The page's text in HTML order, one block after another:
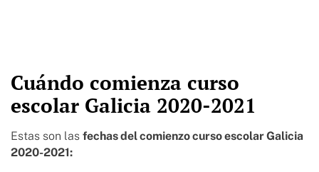
Cuándo comienza curso
escolar Galicia 2020-2021
Estas son las fechas del comienzo curso escolar Galicia
2020-2021: